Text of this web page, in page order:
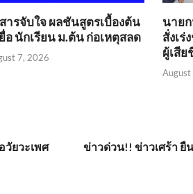
ารจับใจ ผลชันสูตรเบื้องต้น
อ นักเรียน ม.ต้น ก่อเหตุสลด
7, 2026
นาย
สั่งเร่
ผู้เสีย
วัยวะเพศ
ข่าวด่วน!! ข่าวเศร้า ยื